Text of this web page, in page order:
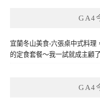
GA4
宜蘭冬山美食-六張桌中式料理
的定食套餐～我一試就成主顧
GA4